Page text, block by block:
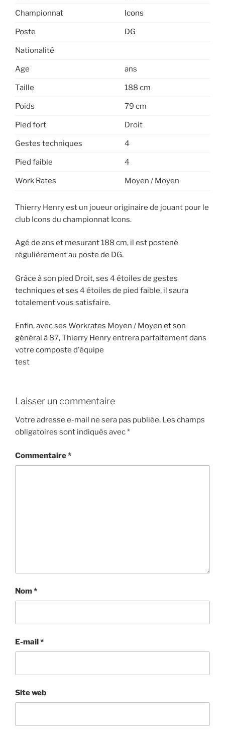
Championnat Icons
Poste DG
Nationalité
Age ans
Taille 188 cm
Poids 79 cm
Pied fort Droit
Gestes techniques 4
Pied faible 4
Work Rates Moyen / Moyen
Thierry Henry est un joueur originaire de jouant pour le
club Icons du championnat Icons.
Agé de ans et mesurant 188 cm, il est postené
régulièrement au poste de DG.
Grâce à son pied Droit, ses 4 étoiles de gestes
techniques et ses 4 étoiles de pied faible, il saura
totalement vous satisfaire.
Enfin, avec ses Workrates Moyen / Moyen et son
général à 87, Thierry Henry entrera parfaitement dans
votre composte d'équipe
test
Laisser un commentaire
Votre adresse e-mail ne sera pas publiée. Les champs
obligatoires sont indiqués avec*
Commentaire*
Nom*
E-mail*
Site web